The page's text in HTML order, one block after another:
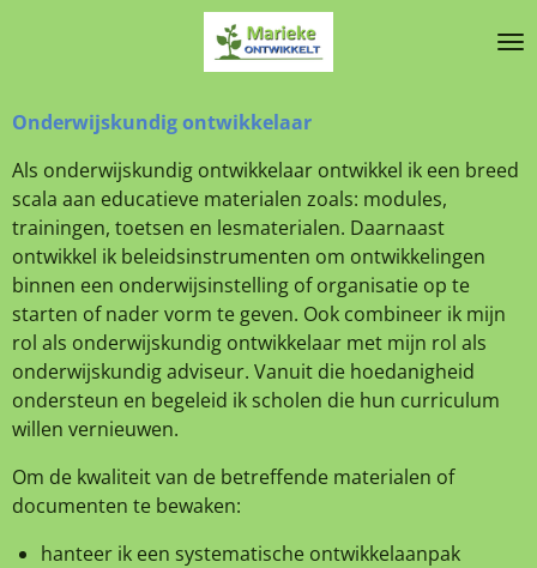
de
hoofdinhoud
Onderwijskundig ontwikkelaar
Als onderwijskundig ontwikkelaar ontwikkel ik een breed
scala aan educatieve materialen zoals: modules,
trainingen, toetsen en lesmaterialen. Daarnaast
ontwikkel ik beleidsinstrumenten om ontwikkelingen
binnen een onderwijsinstelling of organisatie op te
starten of nader vorm te geven. Ook combineer ik mijn
rol als onderwijskundig ontwikkelaar met mijn rol als
onderwijskundig adviseur. Vanuit die hoedanigheid
ondersteun en begeleid ik scholen die hun curriculum
willen vernieuwen.
Om de kwaliteit van de betreffende materialen of
documenten te bewaken:
hanteer ik een systematische ontwikkelaanpak